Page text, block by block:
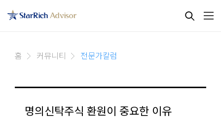
홈 커뮤니티 전문가칼럼
명의신탁주식 환원이 중요한 이유